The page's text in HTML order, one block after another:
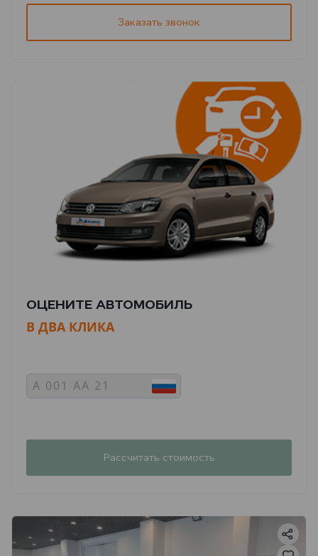
Заказать звонок
ОЦЕНИТЕ АВТОМОБИЛЬ
В ДВА КЛИКА
Рассчитать стоимость